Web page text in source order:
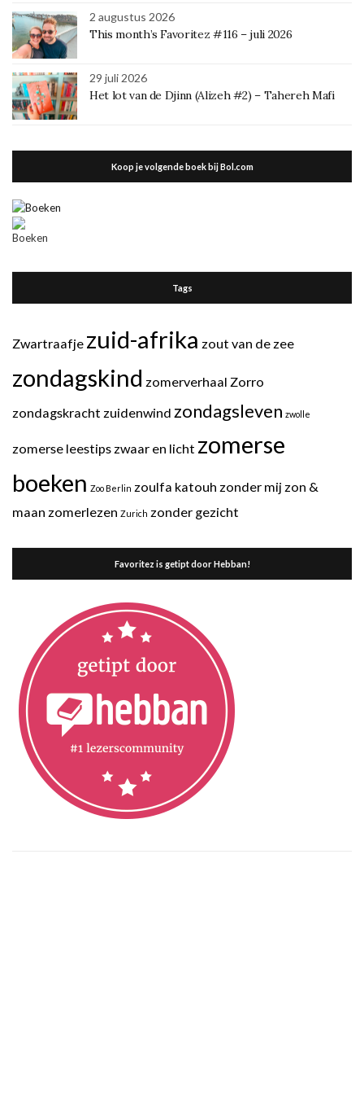
2 augustus 2026
This month’s Favoritez #116 – juli 2026
29 juli 2026
Het lot van de Djinn (Alizeh #2) – Tahereh Mafi
Koop je volgende boek bij Bol.com
Tags
Zwartraafje zuid-afrika zout van de zee
zondagskind zomerverhaal Zorro
zondagskracht zuidenwind zondagsleven zwolle
zomerse leestips zwaar en licht zomerse
boeken Zoo Berlin zoulfa katouh zonder mij zon &
maan zomerlezen Zurich zonder gezicht
Favoritez is getipt door Hebban!